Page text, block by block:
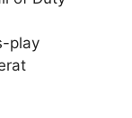
play